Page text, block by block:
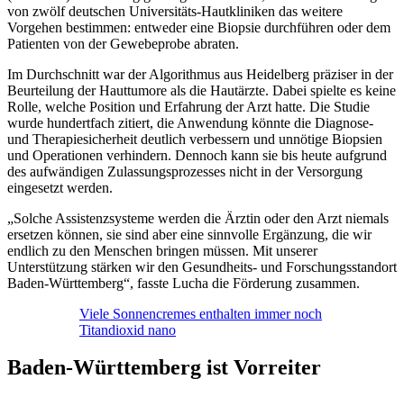
von zwölf deutschen Universitäts-Hautkliniken das weitere
Vorgehen bestimmen: entweder eine Biopsie durchführen oder dem
Patienten von der Gewebeprobe abraten.
Im Durchschnitt war der Algorithmus aus Heidelberg präziser in der
Beurteilung der Hauttumore als die Hautärzte. Dabei spielte es keine
Rolle, welche Position und Erfahrung der Arzt hatte. Die Studie
wurde hundertfach zitiert, die Anwendung könnte die Diagnose-
und Therapiesicherheit deutlich verbessern und unnötige Biopsien
und Operationen verhindern. Dennoch kann sie bis heute aufgrund
des aufwändigen Zulassungsprozesses nicht in der Versorgung
eingesetzt werden.
„Solche Assistenzsysteme werden die Ärztin oder den Arzt niemals
ersetzen können, sie sind aber eine sinnvolle Ergänzung, die wir
endlich zu den Menschen bringen müssen. Mit unserer
Unterstützung stärken wir den Gesundheits- und Forschungsstandort
Baden-Württemberg“, fasste Lucha die Förderung zusammen.
Viele Sonnencremes enthalten immer noch
Titandioxid nano
Baden-Württemberg ist Vorreiter